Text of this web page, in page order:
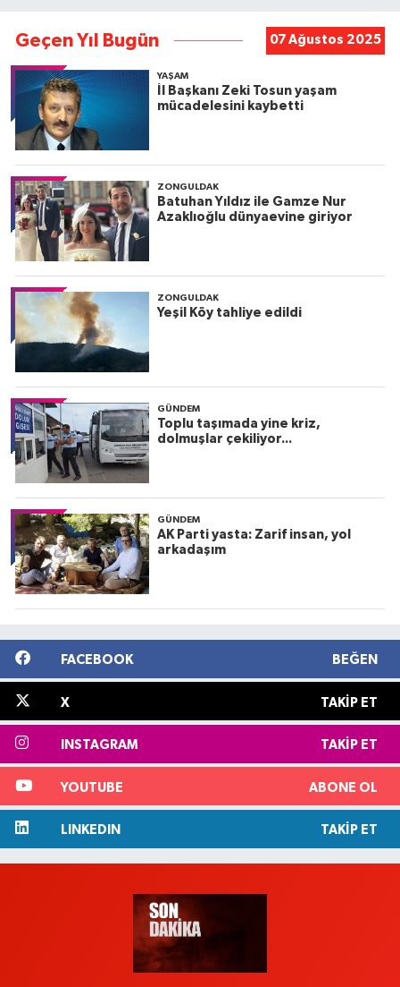
Geçen Yıl Bugün 07 Ağustos 2025
YAŞAM
İl Başkanı Zeki Tosun yaşam
mücadelesini kaybetti
ZONGULDAK
Batuhan Yıldız ile Gamze Nur
Azaklıoğlu dünyaevine giriyor
ZONGULDAK
Yeşil Köy tahliye edildi
GÜNDEM
Toplu taşımada yine kriz,
dolmuşlar çekiliyor...
GÜNDEM
AK Parti yasta: Zarif insan, yol
arkadaşım
FACEBOOK BEĞEN
X TAKIP ET
INSTAGRAM TAKIP ET
YOUTUBE ABONE OL
LINKEDIN TAKIP ET